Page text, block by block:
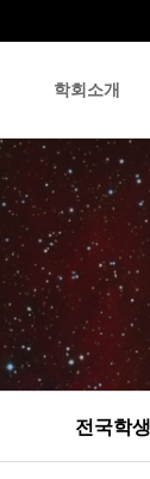
학회소개
전국학